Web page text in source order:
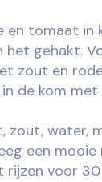
en tomaat
gehakt.
zout en
de kom
zout, water,
een
rijzen voor